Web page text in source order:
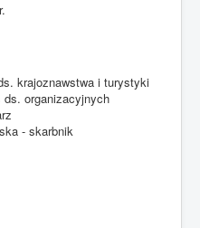
krajoznawstwa i turystyki
ds. organizacyjnych
- skarbnik